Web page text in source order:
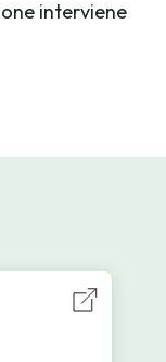
interviene